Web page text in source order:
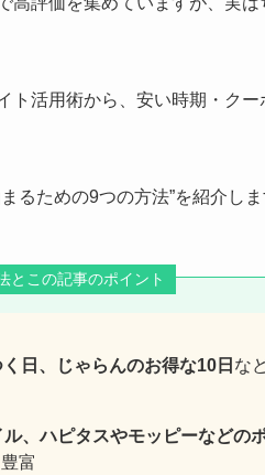
ト活用術から、安い時期・ク
るための9つの方法”を紹介しま
とこの記事のポイント
日、じゃらんのお得な10日 な
、ハピタスやモッピーなどの
富